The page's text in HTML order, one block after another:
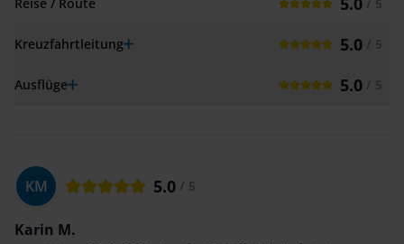
Kreuzfahrtleitung 5.0
Ausflüge 5.0
KM 5.0 / 5
Karin M.